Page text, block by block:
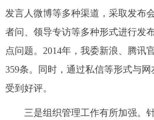
发言人微博等多种渠道，采取发布
者问、领导专访等多种形式进行发
点问题。2014年，我委新浪、腾讯
359条。同时，通过私信等形式与网
受到好评。
三是组织管理工作有所加强。针